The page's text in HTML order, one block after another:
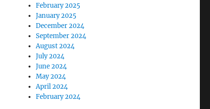
February 2025
January 2025
December 2024
September 2024
August 2024
July 2024
June 2024
May 2024
April 2024
February 2024